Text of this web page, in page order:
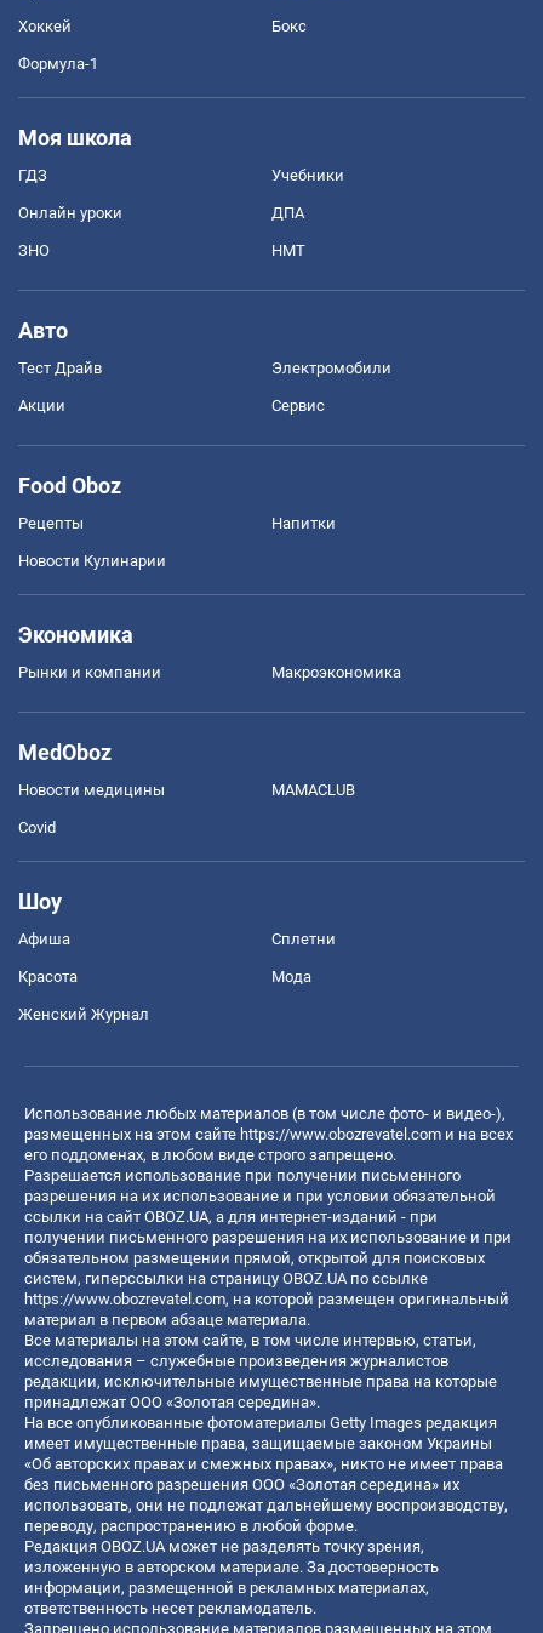
Хоккей Бокс
Формула-1
Моя школа
ГДЗ Учебники
Онлайн уроки ДПА
ЗНО НМТ
Авто
Тест Драйв Электромобили
Акции Сервис
Food Oboz
Рецепты Напитки
Новости Кулинарии
Экономика
Рынки и компании Mакроэкономика
MedOboz
Новости медицины MAMACLUB
Covid
Шоу
Афиша Сплетни
Красота Мода
Женский Журнал
Использование любых материалов (в том числе фото- и видео-),
размещенных на этом сайте https://www.obozrevatel.com и на всех
его поддоменах, в любом виде строго запрещено.
Разрешается использование при получении письменного
разрешения на их использование и при условии обязательной
ссылки на сайт OBOZ.UA, а для интернет-изданий - при
получении письменного разрешения на их использование и при
обязательном размещении прямой, открытой для поисковых
систем, гиперссылки на страницу OBOZ.UA по ссылке
https://www.obozrevatel.com, на которой размещен оригинальный
материал в первом абзаце материала.
Все материалы на этом сайте, в том числе интервью, статьи,
исследования – служебные произведения журналистов
редакции, исключительные имущественные права на которые
принадлежат ООО «Золотая середина».
На все опубликованные фотоматериалы Getty Images редакция
имеет имущественные права, защищаемые законом Украины
«Об авторских правах и смежных правах», никто не имеет права
без письменного разрешения ООО «Золотая середина» их
использовать, они не подлежат дальнейшему воспроизводству,
переводу, распространению в любой форме.
Редакция OBOZ.UA может не разделять точку зрения,
изложенную в авторском материале. За достоверность
информации, размещенной в рекламных материалах,
ответственность несет рекламодатель.
Запрещено использование материалов размещенных на этом